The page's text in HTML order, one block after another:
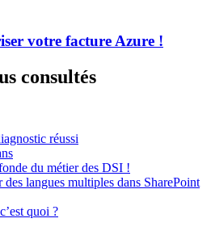
votre facture Azure !
consultés
réussi
du métier des DSI !
langues multiples dans SharePoint
quoi ?